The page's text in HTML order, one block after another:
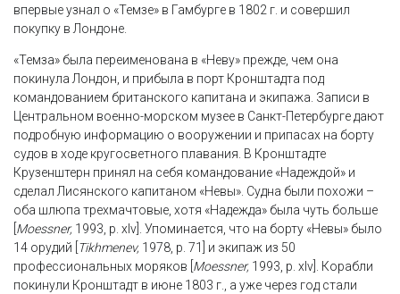
впервые узнал о «Темзе» в Гамбурге в 1802 г. и совершил
покупку в Лондоне.
«Темза» была переименована в «Неву» прежде, чем она
покинула Лондон, и прибыла в порт Кронштадта под
командованием британского капитана и экипажа. Записи в
Центральном военно-морском музее в Санкт-Петербурге дают
подробную информацию о вооружении и припасах на борту
судов в ходе кругосветного плавания. В Кронштадте
Крузенштерн принял на себя командование «Надеждой» и
сделал Лисянского капитаном «Невы». Судна были похожи –
оба шлюпа трехмачтовые, хотя «Надежда» была чуть больше
Moessner, 1993, p. xIv]. Упоминается, что на борту «Невы» было
14 орудий [ Tikhmenev, 1978, p. 71] и экипаж из 50
профессиональных моряков [ Moessner, 1993, p. xIv]. Корабли
покинули Кронштадт в июне 1803 г., а уже через год стали